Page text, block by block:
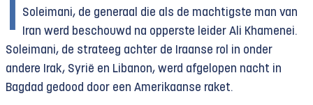
I
Soleimani, de generaal die als de machtigste man van
Iran werd beschouwd na opperste leider Ali Khamenei.
Soleimani, de strateeg achter de Iraanse rol in onder
andere Irak, Syrië en Libanon, werd afgelopen nacht in
Bagdad gedood door een Amerikaanse raket.